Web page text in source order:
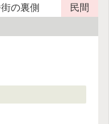
の裏側
民間